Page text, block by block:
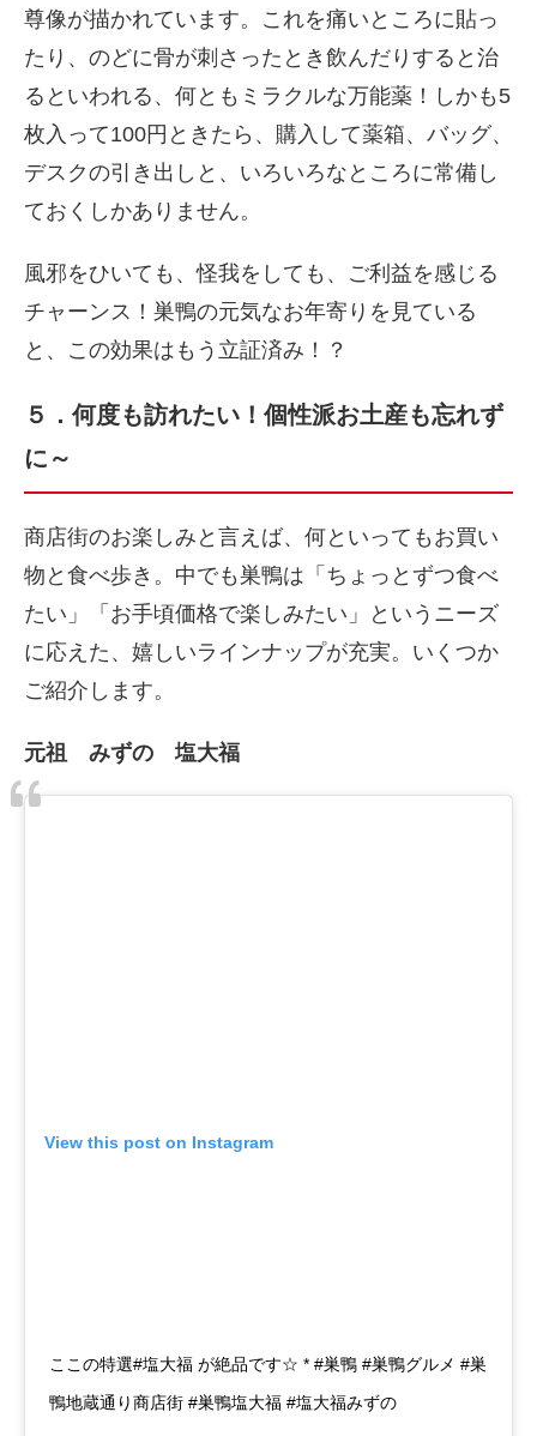
尊像が描かれています。これを痛いところに貼っ
たり、のどに骨が刺さったとき飲んだりすると治
るといわれる、何ともミラクルな万能薬！しかも5
枚入って100円ときたら、購入して薬箱、バッグ、
デスクの引き出しと、いろいろなところに常備し
ておくしかありません。
風邪をひいても、怪我をしても、ご利益を感じる
チャーンス！巣鴨の元気なお年寄りを見ている
と、この効果はもう立証済み！？
５．何度も訪れたい！個性派お土産も忘れず
に～
商店街のお楽しみと言えば、何といってもお買い
物と食べ歩き。中でも巣鴨は「ちょっとずつ食べ
たい」「お手頃価格で楽しみたい」というニーズ
に応えた、嬉しいラインナップが充実。いくつか
ご紹介します。
元祖 みずの 塩大福
View this post on Instagram
ここの特選#塩大福 が絶品です☆ * #巣鴨 #巣鴨グルメ #巣
鴨地蔵通り商店街 #巣鴨塩大福 #塩大福みずの